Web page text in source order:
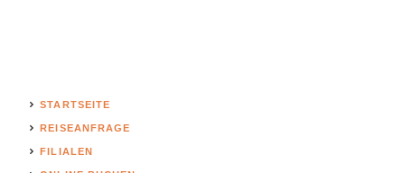
STARTSEITE
REISEANFRAGE
FILIALEN